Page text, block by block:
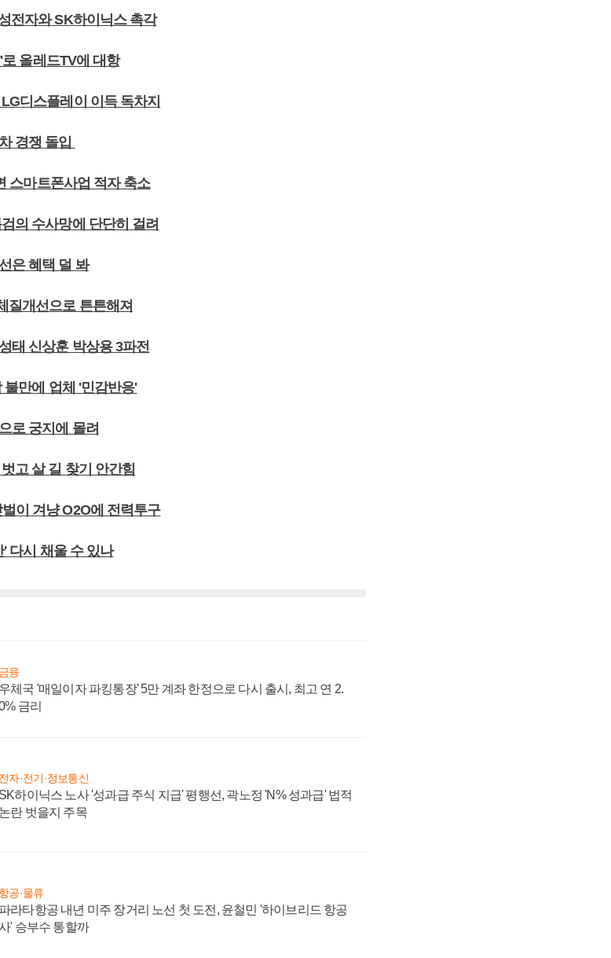
전자와 SK하이닉스 촉각
올레드TV에 대항
디스플레이 이득 독차지
경쟁 돌입
스마트폰사업 적자 축소
의 수사망에 단단히 걸려
은 혜택 덜 봐
질개선으로 튼튼해져
태 신상훈 박상용 3파전
불만에 업체 '민감반응'
로 궁지에 몰려
고 살 길 찾기 안간힘
이 겨냥 O2O에 전력투구
다시 채울 수 있나
금융
우체국 '매일이자 파킹통장' 5만 계좌 한정으로 다시 출시, 최고 연 2.
금리
전자·전기·정보통신
SK하이닉스 노사 '성과급 주식 지급' 평행선, 곽노정 'N% 성과급' 법적
논란 벗을지 주목
항공·물류
파라타항공 내년 미주 장거리 노선 첫 도전, 윤철민 '하이브리드 항공
' 승부수 통할까